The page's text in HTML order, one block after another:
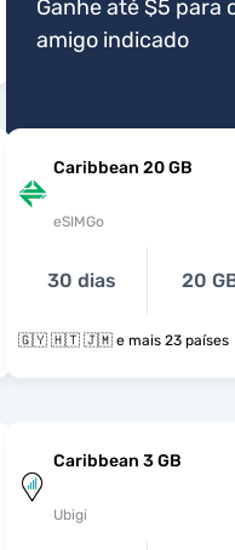
Ganhe até $5 para
amigo indicado
Caribbean 20 GB
eSIMGo
30 dias 20
🇬🇾 🇭🇹 🇯🇲 e mais 23 países
Caribbean 3 GB
Ubigi